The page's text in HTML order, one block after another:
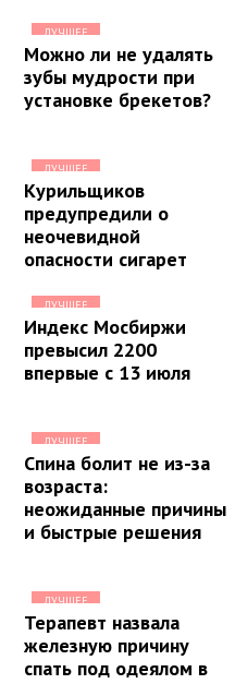
ЛУЧШЕЕ
Можно ли не удалять
зубы мудрости при
установке брекетов?
ЛУЧШЕЕ
Курильщиков
предупредили о
неочевидной
опасности сигарет
ЛУЧШЕЕ
Индекс Мосбиржи
превысил 2200
впервые с 13 июля
ЛУЧШЕЕ
Спина болит не из-за
возраста:
неожиданные причины
и быстрые решения
ЛУЧШЕЕ
Терапевт назвала
железную причину
спать под одеялом в